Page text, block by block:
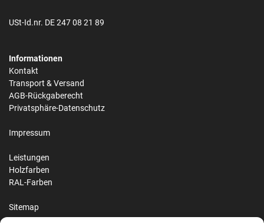
USt-Id.nr. DE 247 08 21 89
Informationen
Kontakt
Transport & Versand
AGB-Rückgaberecht
Privatsphäre-Datenschutz
Impressum
Leistungen
Holzfarben
RAL-Farben
Sitemap